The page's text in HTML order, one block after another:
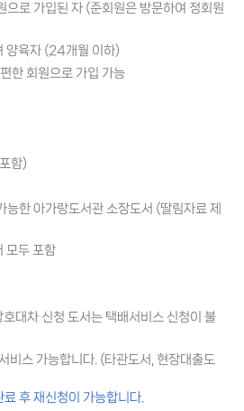
으로 가입된 자 (준회원은 방문하여 정회원
양육자 (24개월 이하)
한 회원으로 가입 가능
함)
능한 아가랑도서관 소장도서 (딸림자료 제
모두 포함
대차 신청 도서는 택배서비스 신청이 불
비스 가능합니다. (타관도서, 현장대출도
후 재신청이 가능합니다.